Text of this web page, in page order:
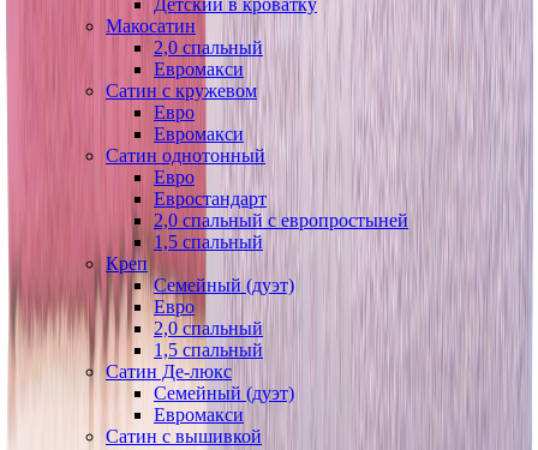
Макосатин
2,0 спальный
Евромакси
Сатин с кружевом
Евро
Евромакси
Сатин однотонный
Евро
Евростандарт
2,0 спальный с европростыней
1,5 спальный
Креп
Семейный (дуэт)
Евро
2,0 спальный
1,5 спальный
Сатин Де-люкс
Семейный (дуэт)
Евромакси
Сатин с вышивкой